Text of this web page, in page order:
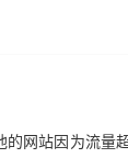
网站因为流量